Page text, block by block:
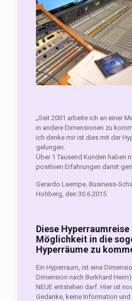
„Seit 2001 arbeite ich an einer
in andere Dimensionen zu
ich denke mir ist dies mit der
gelungen.
Über 1 Tausend Kunden haben
positiven Erfahrungen damit
Gerardo Laempe, Business-
Hohberg, den 30.6.2015
Diese
Möglichkeit in die
Hyperräume zu
Ein Hyperraum, ist eine
Dimension nach Burkhard
NEUE entstehen darf. Hier ist
Gedanke, keine Information und